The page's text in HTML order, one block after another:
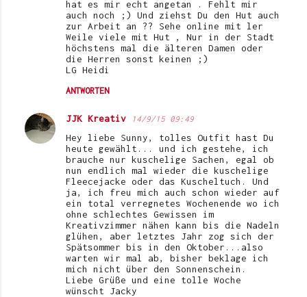
hat es mir echt angetan . Fehlt mir
auch noch ;) Und ziehst Du den Hut auch
zur Arbeit an ?? Sehe online mit ler
Weile viele mit Hut , Nur in der Stadt
höchstens mal die älteren Damen oder
die Herren sonst keinen ;)
LG Heidi
ANTWORTEN
JJK Kreativ 14/9/15 09:49
Hey liebe Sunny, tolles Outfit hast Du
heute gewählt... und ich gestehe, ich
brauche nur kuschelige Sachen, egal ob
nun endlich mal wieder die kuschelige
Fleecejacke oder das Kuscheltuch. Und
ja, ich freu mich auch schon wieder auf
ein total verregnetes Wochenende wo ich
ohne schlechtes Gewissen im
Kreativzimmer nähen kann bis die Nadeln
glühen, aber letztes Jahr zog sich der
Spätsommer bis in den Oktober...also
warten wir mal ab, bisher beklage ich
mich nicht über den Sonnenschein.
Liebe Grüße und eine tolle Woche
wünscht Jacky